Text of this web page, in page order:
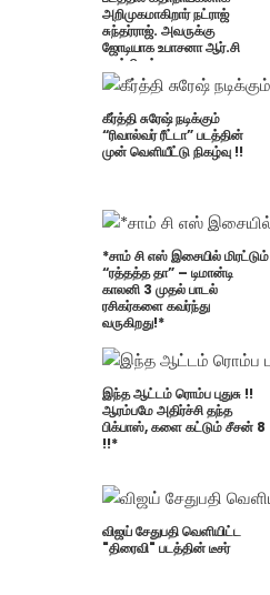
அறிமுகமாகிறார் நட்ராஜ்
சுந்தர்ராஜ். அவருக்கு
ஜோடியாக உபாசனா ஆர்.சி
நடிக்கிறார்.
கீர்த்தி சுரேஷ் நடிக்கும்
“ரிவால்வர் ரீட்டா” படத்தின்
முன் வெளியீட்டு நிகழ்வு !!
*சாம் சி எஸ் இசையில் மிரட்டும்
“ரத்தத்த தா” – டிமான்டி
காலனி 3 முதல் பாடல்
ரசிகர்களை கவர்ந்து
வருகிறது!*
இந்த ஆட்டம் ரொம்ப புதுசு !!
ஆரம்பமே அதிர்ச்சி தந்த
பிக்பாஸ், களை கட்டும் சீசன் 8
!!*
விஜய் சேதுபதி வெளியிட்ட
"திரைவி" படத்தின் டீசர்